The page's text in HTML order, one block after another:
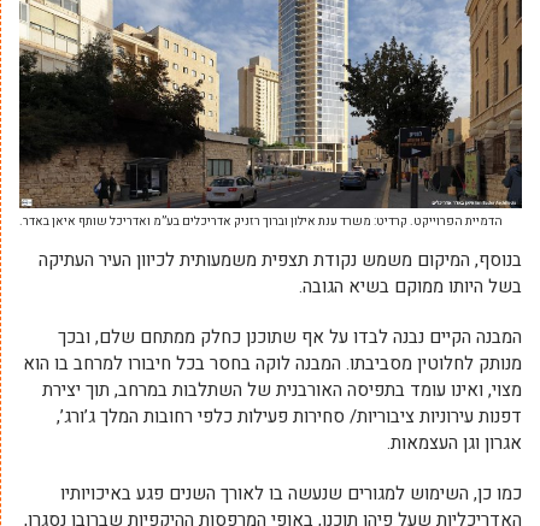
הדמיית הפרוייקט. קרדיט: משרד ענת אילון וברוך רזניק אדריכלים בע”מ ואדריכל שותף איאן באדר.
בנוסף, המיקום משמש נקודת תצפית משמעותית לכיוון העיר העתיקה
בשל היותו ממוקם בשיא הגובה.
המבנה הקיים נבנה לבדו על אף שתוכנן כחלק ממתחם שלם, ובכך
מנותק לחלוטין מסביבתו. המבנה לוקה בחסר בכל חיבורו למרחב בו הוא
מצוי, ואינו עומד בתפיסה האורבנית של השתלבות במרחב, תוך יצירת
דפנות עירוניות ציבוריות/ סחירות פעילות כלפי רחובות המלך ג’ורג’,
אגרון וגן העצמאות.
כמו כן, השימוש למגורים שנעשה בו לאורך השנים פגע באיכויותיו
האדריכליות שעל פיהן תוכנן, באופי המרפסות ההיקפיות שברובן נסגרו,